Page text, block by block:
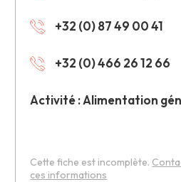
+32 (0) 87 49 00 41
+32 (0) 466 26 12 66
Activité : Alimentation
Cette fiche est incomplète.
ces informations